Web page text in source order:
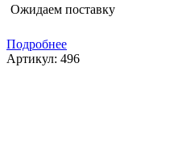
Ожидаем поставку
Подробнее
Артикул: 496